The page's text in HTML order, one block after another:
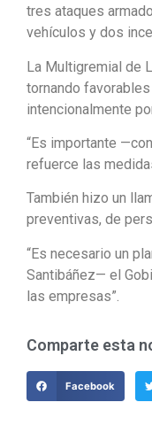
tres ataques
vehículos y dos
La Multigremial de
tornando
intencionalmente
“Es importante
refuerce las
También hizo un
preventivas, de
“Es necesario un
Santibáñez— el
las empresas”.
Comparte esta
Facebook